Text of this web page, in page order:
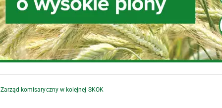
Zarząd komisaryczny w kolejnej SKOK